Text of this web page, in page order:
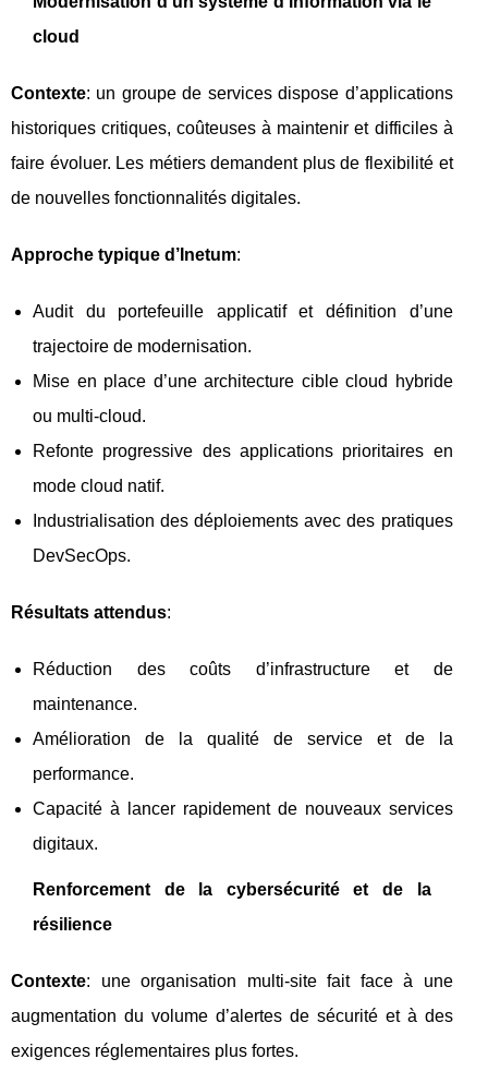
cloud
Contexte: un groupe de services dispose d’applications
historiques critiques, coûteuses à maintenir et difficiles à
faire évoluer. Les métiers demandent plus de flexibilité et
de nouvelles fonctionnalités digitales.
Approche typique d’Inetum:
Audit du portefeuille applicatif et définition d’une
trajectoire de modernisation.
Mise en place d’une architecture cible cloud hybride
ou multi-cloud.
Refonte progressive des applications prioritaires en
mode cloud natif.
Industrialisation des déploiements avec des pratiques
DevSecOps.
Résultats attendus:
Réduction des coûts d’infrastructure et de
maintenance.
Amélioration de la qualité de service et de la
performance.
Capacité à lancer rapidement de nouveaux services
digitaux.
Renforcement de la cybersécurité et de la
résilience
Contexte: une organisation multi-site fait face à une
augmentation du volume d’alertes de sécurité et à des
exigences réglementaires plus fortes.